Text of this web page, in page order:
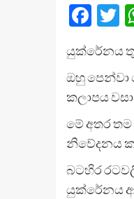
යුක්රේනය
ඔහු පෙන්වා
කලාපය
මේ අතර
නිවේදනය
බටහිර
යුක්රේනය